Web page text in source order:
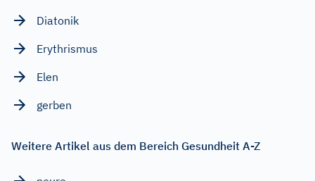
Diatonik
Erythrismus
Elen
gerben
Weitere Artikel aus dem Bereich Gesundheit A-Z